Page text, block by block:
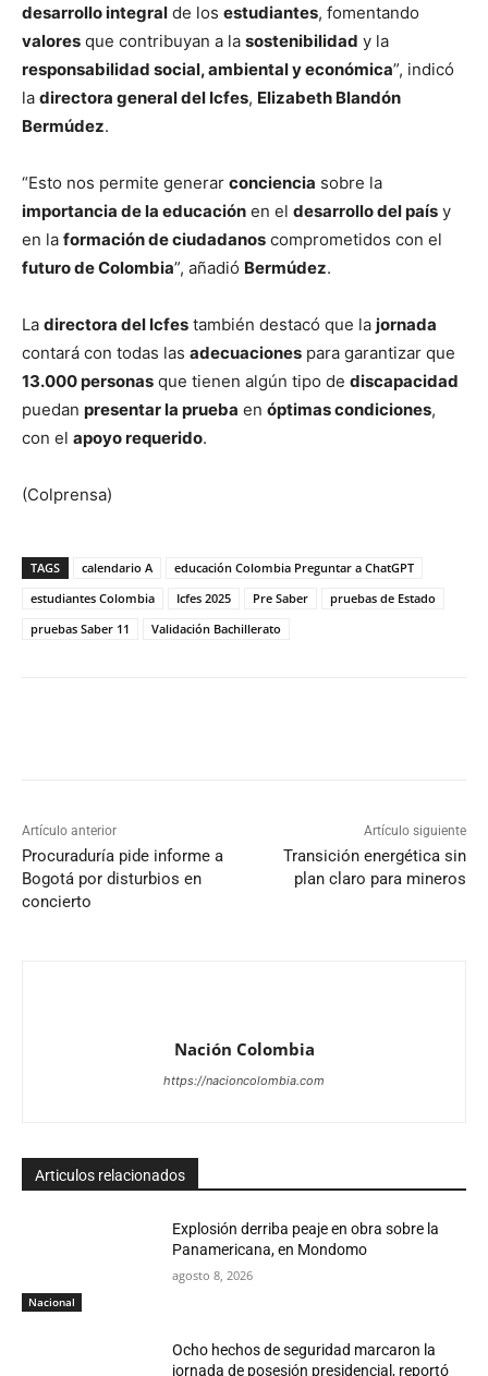
desarrollo integral de los estudiantes, fomentando
valores que contribuyan a la sostenibilidad y la
responsabilidad social, ambiental y económica”, indicó
la directora general del Icfes, Elizabeth Blandón
Bermúdez.
“Esto nos permite generar conciencia sobre la
importancia de la educación en el desarrollo del país y
en la formación de ciudadanos comprometidos con el
futuro de Colombia”, añadió Bermúdez.
La directora del Icfes también destacó que la jornada
contará con todas las adecuaciones para garantizar que
13.000 personas que tienen algún tipo de discapacidad
puedan presentar la prueba en óptimas condiciones,
con el apoyo requerido.
(Colprensa)
TAGS calendario A
educación Colombia Preguntar a ChatGPT
estudiantes Colombia
Icfes 2025 Pre Saber
pruebas de Estado
pruebas Saber 11
Validación Bachillerato
Artículo anterior
Procuraduría pide informe a
Bogotá por disturbios en
concierto
Artículo siguiente
Transición energética sin
plan claro para mineros
Nación Colombia
https://nacioncolombia.com
Articulos relacionados
Nacional
Explosión derriba peaje en obra sobre la
Panamericana, en Mondomo
agosto 8, 2026
Ocho hechos de seguridad marcaron la
jornada de posesión presidencial, reportó